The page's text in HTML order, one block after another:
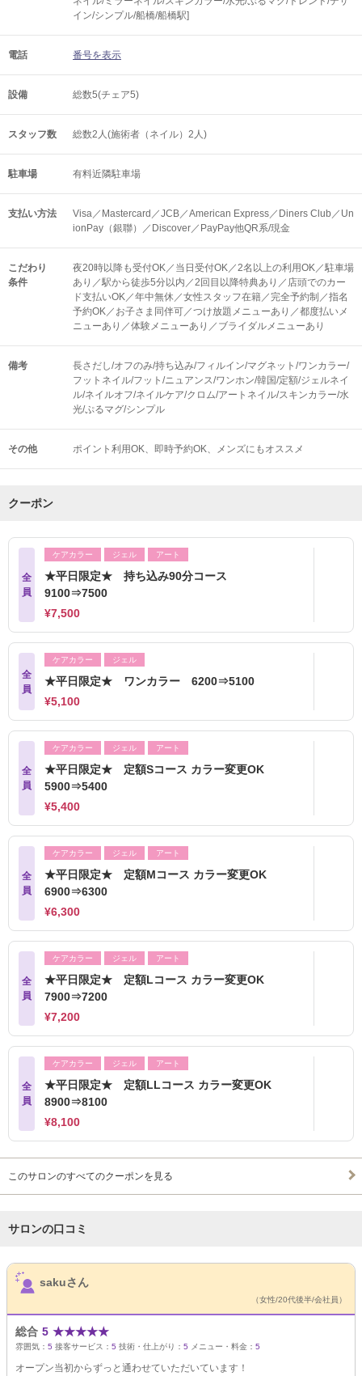
イン/シンプル/船橋/船橋駅]
電話 番号を表示
設備 総数5(チェア5)
スタッフ数 総数2人(施術者（ネイル）2人)
駐車場 有料近隣駐車場
支払い方法
Visa／Mastercard／JCB／American Express／Diners Club／Un
ionPay（銀聯）／Discover／PayPay他QR系/現金
こだわり
条件
夜20時以降も受付OK／当日受付OK／2名以上の利用OK／駐車場
あり／駅から徒歩5分以内／2回目以降特典あり／店頭でのカー
ド支払いOK／年中無休／女性スタッフ在籍／完全予約制／指名
予約OK／お子さま同伴可／つけ放題メニューあり／都度払いメ
ニューあり／体験メニューあり／ブライダルメニューあり
備考
長さだし/オフのみ/持ち込み/フィルイン/マグネット/ワンカラー/
フットネイル/フット/ニュアンス/ワンホン/韓国/定額/ジェルネイ
ル/ネイルオフ/ネイルケア/クロム/アートネイル/スキンカラー/水
光/ぷるマグ/シンプル
その他 ポイント利用OK 即時予約OK メンズにもオススメ
クーポン
全
員
ケアカラー ジェル アート
★平日限定★ 持ち込み90分コース
9100⇒7500
¥7,500
全
員
ケアカラー ジェル
★平日限定★ ワンカラー 6200⇒5100
¥5,100
全
員
ケアカラー ジェル アート
★平日限定★ 定額Sコース カラー変更OK
5900⇒5400
¥5,400
全
員
ケアカラー ジェル アート
★平日限定★ 定額Mコース カラー変更OK
6900⇒6300
¥6,300
全
員
ケアカラー ジェル アート
★平日限定★ 定額Lコース カラー変更OK
7900⇒7200
¥7,200
全
員
ケアカラー ジェル アート
★平日限定★ 定額LLコース カラー変更OK
8900⇒8100
¥8,100
このサロンのすべてのクーポンを見る
サロンの口コミ
サロンPick Up
sakuさん
（女性/20代後半/会社員）
総合 5 ★★★★★
雰囲気： 5 接客サービス： 5 技術・仕上がり： 5 メニュー・料金： 5
オープン当初からずっと通わせていただいています！